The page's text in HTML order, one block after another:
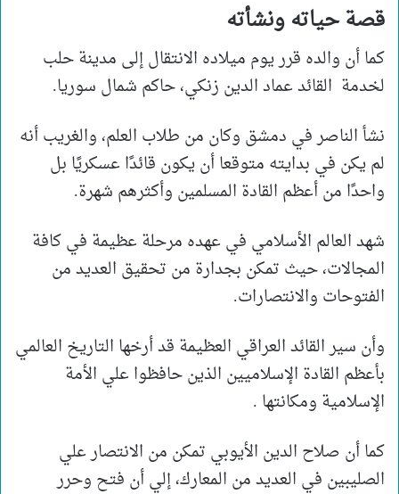
قصة حياته ونشأته
كما أن والده قرر يوم ميلاده الانتقال إلى مدينة حلب
لخدمة القائد عماد الدين زنكي، حاكم شمال سوريا.
نشأ الناصر في دمشق وكان من طلاب العلم، والغريب أنه
لم يكن في بدايته متوقعا أن يكون قائدًا عسكريًا بل
واحدًا من أعظم القادة المسلمين وأكثرهم شهرة.
شهد العالم الأسلامي في عهده مرحلة عظيمة في كافة
المجالات، حيث تمكن بجدارة من تحقيق العديد من
الفتوحات والانتصارات.
وأن سير القائد العراقي العظيمة قد أرخها التاريخ العالمي
بأعظم القادة الإسلاميين الذين حافظوا علي الأمة
الإسلامية ومكانتها .
كما أن صلاح الدين الأيوبي تمكن من الانتصار علي
الصليبين في العديد من المعارك، إلي أن فتح وحرر